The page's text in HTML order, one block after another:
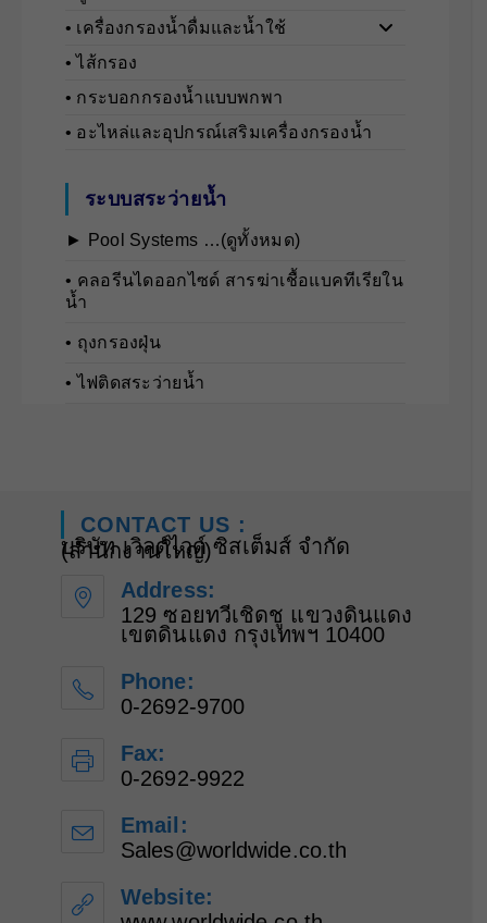
• เครื่องกรองน้ำดื่มและน้ำใช้
• ไส้กรอง
• กระบอกกรองน้ำแบบพกพา
• อะไหล่และอุปกรณ์เสริมเครื่องกรองน้ำ
ระบบสระว่ายน้ำ
► Pool Systems …(ดูทั้งหมด)
• คลอรีนไดออกไซด์ สารฆ่าเชื้อแบคทีเรียใน
น้ำ
• ถุงกรองฝุ่น
• ไฟติดสระว่ายน้ำ
CONTACT US :
บริษัท เวิลด์ไวด์ ซิสเต็มส์ จำกัด
(สำนักงานใหญ่)
Address:
129 ซอยทวีเชิดชู แขวงดินแดง
เขตดินแดง กรุงเทพฯ 10400
Phone:
0-2692-9700
Fax:
0-2692-9922
Email:
Sales@worldwide.co.th
Website: